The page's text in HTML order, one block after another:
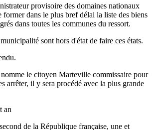
provisoire des domaines nationaux
dans le plus bref délai la liste des biens
dans toutes les communes du ressort.
sont hors d'état de faire ces états.
le citoyen Marteville commissaire pour
arrêter, il y sera procédé avec la plus grande
an
de la République française, une et